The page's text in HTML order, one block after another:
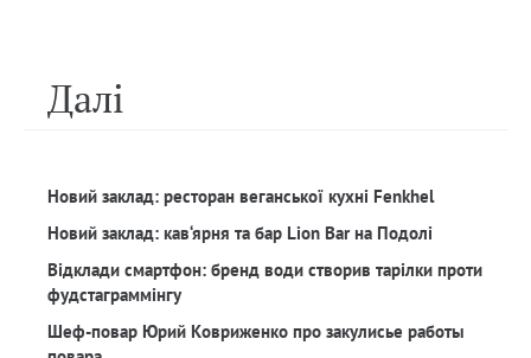
Далi
Новий заклад: ресторан веганської кухні Fenkhel
Новий заклад: кав‘ярня та бар Lion Bar на Подолі
Відклади смартфон: бренд води створив тарілки проти
фудстаграммінгу
Шеф-повар Юрий Ковриженко про закулисье работы